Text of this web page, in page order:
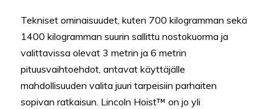
Tekniset ominaisuudet, kuten 700 kilogramman sekä
1400 kilogramman suurin sallittu nostokuorma ja
valittavissa olevat 3 metrin ja 6 metrin
pituusvaihtoehdot, antavat käyttäjälle
mahdollisuuden valita juuri tarpeisiin parhaiten
sopivan ratkaisun. Lincoln Hoist™ on jo yli